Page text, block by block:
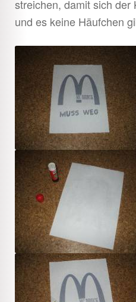
streichen, damit sich
und es keine Häufchen